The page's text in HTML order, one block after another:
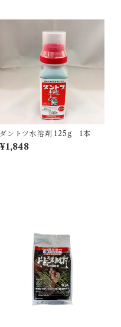
ダントツ水溶剤 125g 1本
¥1,848